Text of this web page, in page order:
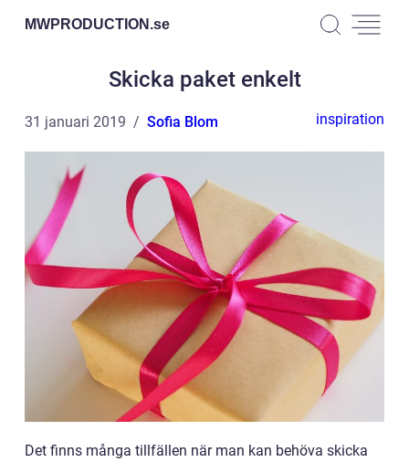
MWPRODUCTION.se
Skicka paket enkelt
31 januari 2019 Sofia Blom inspiration
Det finns många tillfällen när man kan behöva skicka